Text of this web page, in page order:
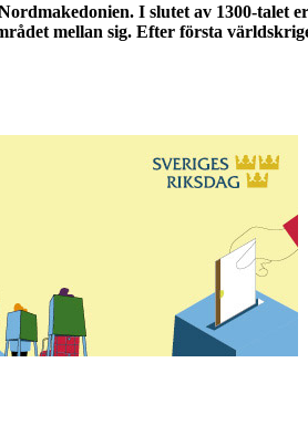
I slutet av 1300-talet
mellan sig. Efter första